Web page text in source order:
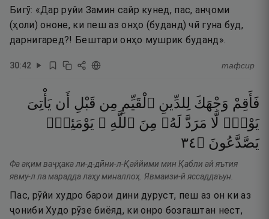
Бигӯ: «Дар руйи Замин сайр кунед, пас, анҷоми
(ҳоли) ононе, ки пеш аз онҳо (буданд) чӣ гуна буд,
дарнигаред?! Бештари онҳо мушрик буданд».
30:42 тафсир
فَأَقِمْ وَجْهَكَ لِلدِّينِ ٱلْقَيِّمِ مِن قَبْلِ أَن يَأْتِىَ
يَوْمٌۭ لَّا مَرَدَّ لَهُۥ مِنَ ٱللَّهِ ۖ يَوْمَئِذٍۢ
يَصَّدَّعُونَ ۝٤٣
Фа ақим ваҷҳака ли-д-дӣни-л-Қаййими мин Қабли ай яътия
явму-л ла марадда лаҳу миналлоҳ. Явмаизи-й яссаддаъун.
Пас, рӯйи худро барои дини дуруст, пеш аз он ки аз
ҷониби Худо рӯзе биёяд, ки онро бозгаштан нест,